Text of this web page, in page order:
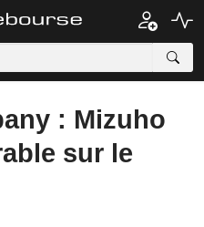
: Mizuho
sur le